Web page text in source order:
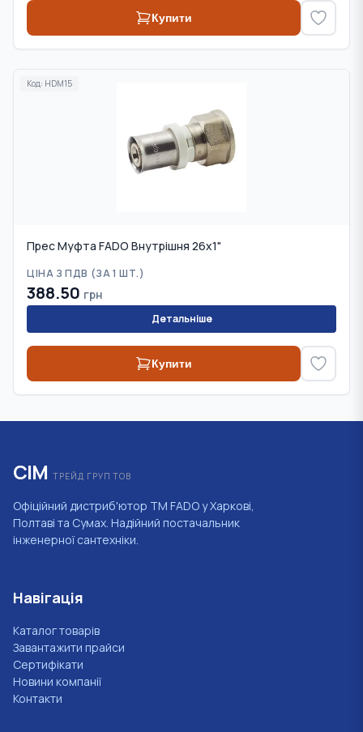
Купити
Код: HDM15
Прес Муфта FADO Внутрішня 26х1"
ЦІНА З ПДВ (ЗА 1 ШТ.)
388.50 грн
Детальніше
Купити
СІМ ТРЕЙД ГРУП ТОВ
Офіційний дистриб'ютор ТМ FADO у Харкові,
Полтаві та Сумах. Надійний постачальник
інженерної сантехніки.
Навігація
Каталог товарів
Завантажити прайси
Сертифікати
Новини компанії
Контакти